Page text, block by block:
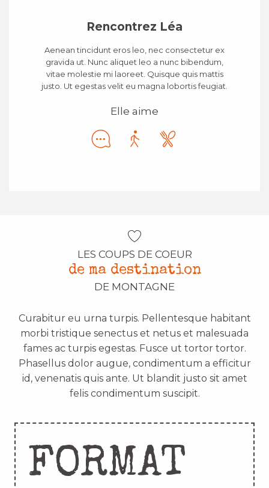
Rencontrez Léa
Aenean tincidunt eros leo, nec consectetur ex
gravida ut. Nunc aliquet leo a nunc bibendum,
vitae molestie mi laoreet. Quisque quis mattis
justo. Ut egestas velit eu magna lobortis feugiat.
Elle aime
LES COUPS DE COEUR
de ma destination
DE MONTAGNE
Curabitur eu urna turpis. Pellentesque habitant
morbi tristique senectus et netus et malesuada
fames ac turpis egestas. Fusce ut tortor tortor.
Phasellus dolor augue, condimentum a efficitur
id, venenatis quis ante. Ut blandit justo sit amet
felis condimentum suscipit.
FORMAT